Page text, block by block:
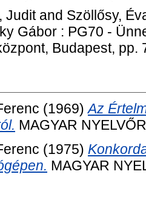
Juditand Szöllősy,
Gábor : PG70 -
Budapest,
(1969)Az
MAGYAR
(1975)
MAGYAR